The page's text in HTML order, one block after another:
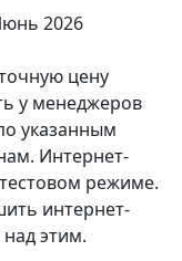
2026
цену
у менеджеров
указанным
Интернет-
режиме.
интернет-
этим.